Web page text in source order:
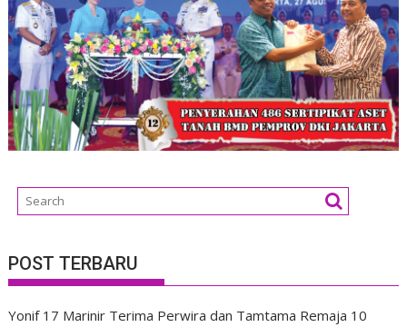
POST TERBARU
Yonif 17 Marinir Terima Perwira dan Tamtama Remaja 10